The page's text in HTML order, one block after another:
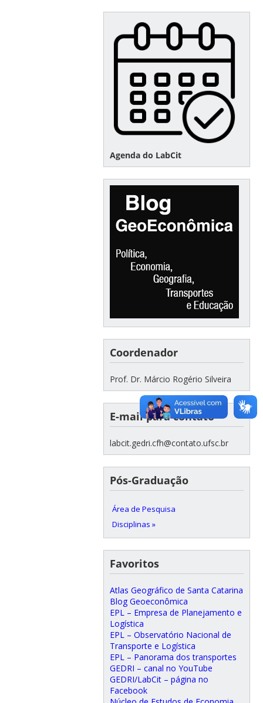
Agenda do LabCit
Coordenador
Prof. Dr. Márcio Rogério Silveira
E-mail para contato
labcit.gedri.cfh@contato.ufsc.br
Pós-Graduação
Área de Pesquisa
Disciplinas »
Favoritos
Atlas Geográfico de Santa Catarina
Blog Geoeconômica
EPL – Empresa de Planejamento e
Logística
EPL – Observatório Nacional de
Transporte e Logística
EPL – Panorama dos transportes
GEDRI – canal no YouTube
GEDRI/LabCit – página no
Facebook